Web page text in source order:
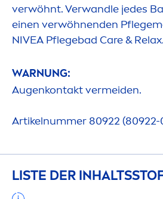
verwöhnt. Verwandle jedes
einen verwöhnenden
NIVEA Pflegebad Care& Relax.
WARNUNG:
Augenkontakt vermeiden.
Artikelnummer 80922
LISTE DER